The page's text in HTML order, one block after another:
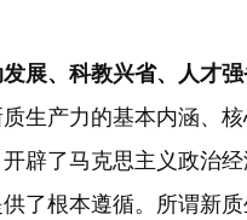
展、科教兴省、人才强
生产力的基本内涵、
辟了马克思主义政治
了根本遵循。所谓新